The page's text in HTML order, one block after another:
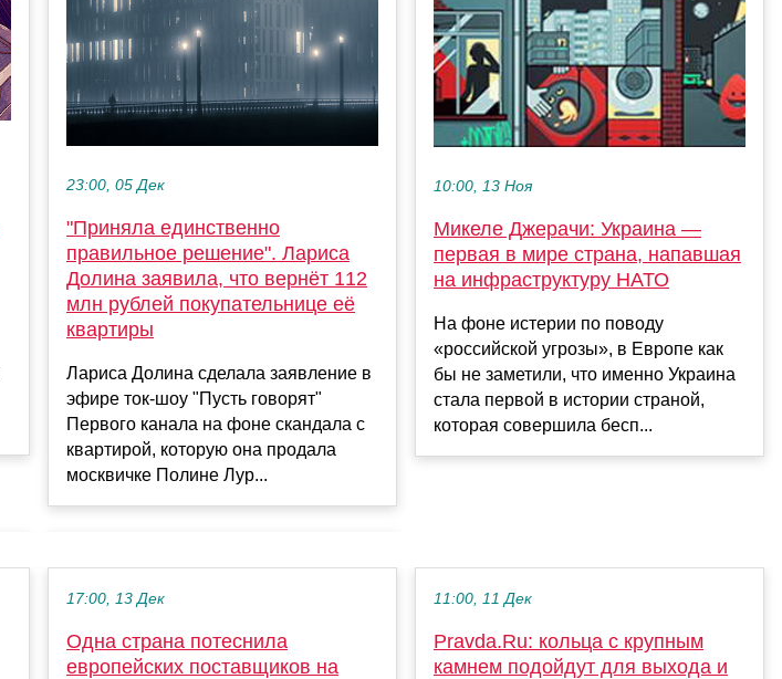
23:00, 05 Дек
"Приняла единственно
правильное решение". Лариса
Долина заявила, что вернёт 112
млн рублей покупательнице её
квартиры
Лариса Долина сделала заявление в
эфире ток-шоу "Пусть говорят"
Первого канала на фоне скандала с
квартирой, которую она продала
москвичке Полине Лур...
10:00, 13 Ноя
Микеле Джерачи: Украина —
первая в мире страна, напавшая
на инфраструктуру НАТО
На фоне истерии по поводу
«российской угрозы», в Европе как
бы не заметили, что именно Украина
стала первой в истории страной,
которая совершила бесп...
17:00, 13 Дек
Одна страна потеснила
европейских поставщиков на
11:00, 11 Дек
Pravda.Ru: кольца с крупным
камнем подойдут для выхода и